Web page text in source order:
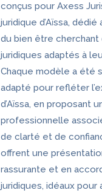
conçus pour Axess
juridique d’Aïssa,
du bien être cherchant
juridiques adaptés à
Chaque modèle a été
adapté pour refléter
d’Aïssa, en proposant
professionnelle
de clarté et de
offrent une
rassurante et en
juridiques, idéaux pour